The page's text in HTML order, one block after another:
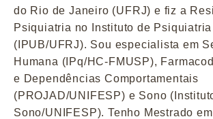
do Rio de Janeiro (UFRJ) e fiz a
Psiquiatria no Instituto de
(IPUB/UFRJ). Sou especialista em
Humana (IPq/HC-FMUSP),
e Dependências Comportamentais
(PROJAD/UNIFESP) e Sono
Sono/UNIFESP). Tenho Mestrado